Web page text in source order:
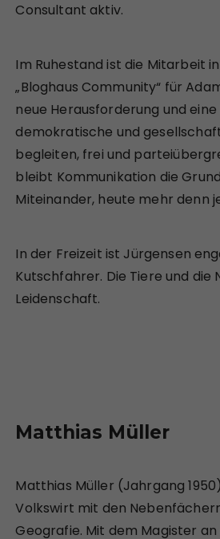
Consultant aktiv.
Im Ruhestand ist die Mitarbeit
„Bloghaus Community“ für
neue Herausforderung und eine
demokratische und
begleiten, frei und
bleibt Kommunikation die
Miteinander, heute mehr denn
In der Freizeit ist Jürgensen
Kutschfahrer. Die Tiere und die
Leidenschaft.
Matthias Müller
Matthias Müller (Jahrgang
Volkswirt mit den
Geografie. Mit dem Magister